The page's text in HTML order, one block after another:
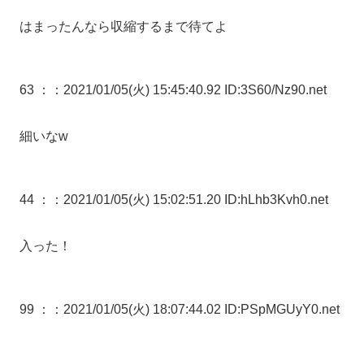
はまったんなら収縮するまで待てよ
63 ： ：2021/01/05(火) 15:45:40.92 ID:3S60/Nz90.net
細いなw
44 ： ：2021/01/05(火) 15:02:51.20 ID:hLhb3Kvh0.net
入った！
99 ： ：2021/01/05(火) 18:07:44.02 ID:PSpMGUyY0.net